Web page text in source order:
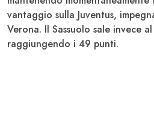
vantaggio sulla Juventus,
Verona. Il Sassuolo sale invece
raggiungendo i 49 punti.